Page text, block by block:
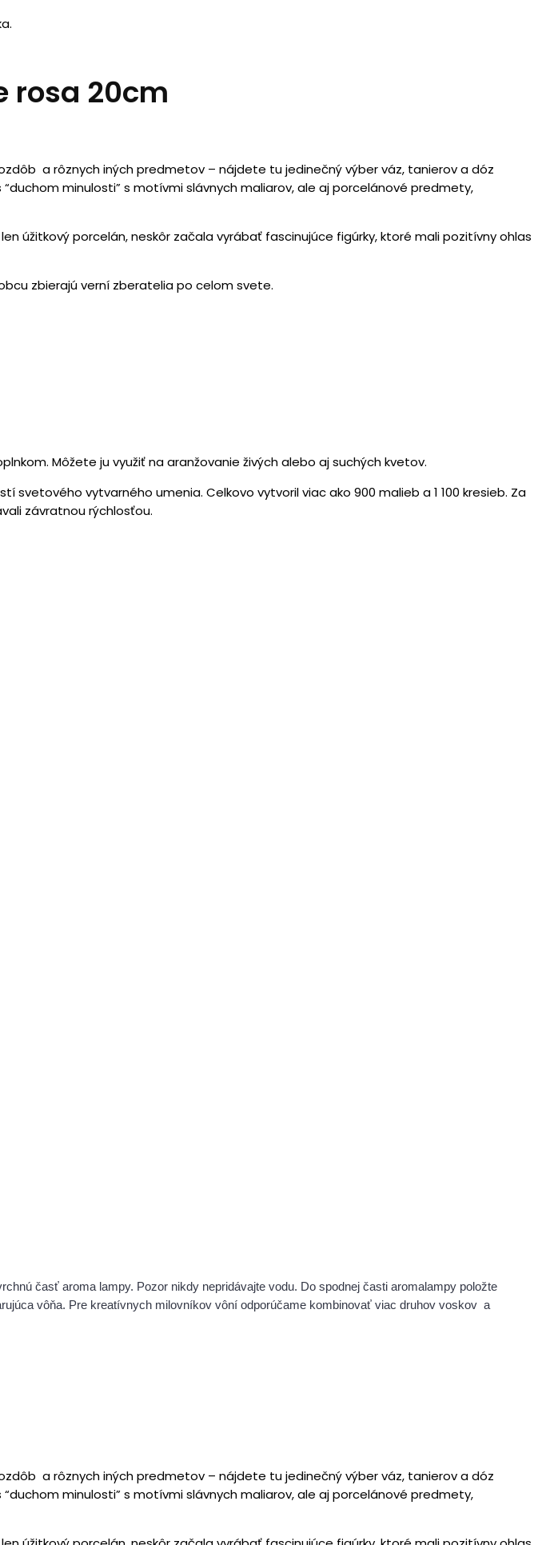
rosa 20cm
a rôznych iných predmetov – nájdete tu jedinečný výber váz, tanierov a dóz
minulosti” s motívmi slávnych maliarov, ale aj porcelánové predmety,
úžitkový porcelán, neskôr začala vyrábať fascinujúce figúrky, ktoré mali pozitívny ohlas
zbierajú verní zberatelia po celom svete.
Môžete ju využiť na aranžovanie živých alebo aj suchých kvetov.
svetového vytvarného umenia. Celkovo vytvoril viac ako 900 malieb a 1 100 kresieb. Za
závratnou rýchlosťou.
časť aroma lampy. Pozor nikdy nepridávajte vodu. Do spodnej časti aromalampy položte
vôňa. Pre kreatívnych milovníkov vôní odporúčame kombinovať viac druhov voskov a
a rôznych iných predmetov – nájdete tu jedinečný výber váz, tanierov a dóz
minulosti” s motívmi slávnych maliarov, ale aj porcelánové predmety,